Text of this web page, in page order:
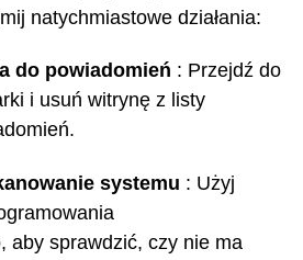
natychmiastowe działania:
do powiadomień : Przejdź do
i usuń witrynę z listy
systemu : Użyj
aby sprawdzić, czy nie ma